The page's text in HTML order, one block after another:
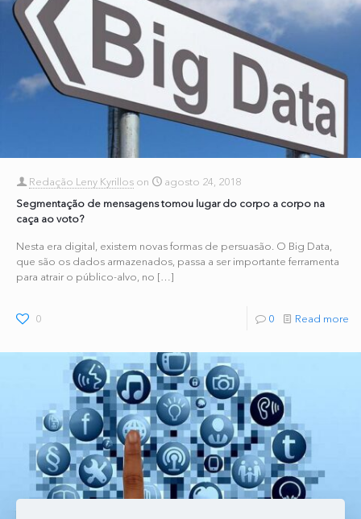
Redação Leny Kyrillos on
agosto 24, 2018
Segmentação de mensagens tomou lugar do corpo a corpo na
caça ao voto?
Nesta era digital, existem novas formas de persuasão. O Big Data,
que são os dados armazenados, passa a ser importante ferramenta
para atrair o público-alvo, no […]
0 0 Read more